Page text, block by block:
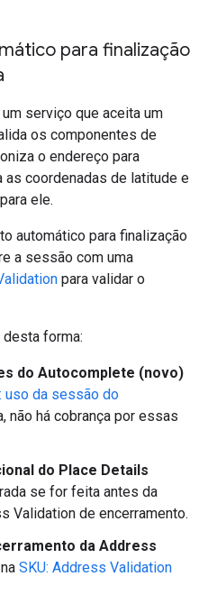
para finalização
serviço que aceita um
os componentes de
o endereço para
as coordenadas de latitude e
ele.
automático para finalização
a sessão com uma
para validar o
forma:
do Autocomplete (novo)
uso da sessão do
não há cobrança por essas
do Place Details
se for feita antes da
Validation de encerramento.
da Address
SKU: Address Validation